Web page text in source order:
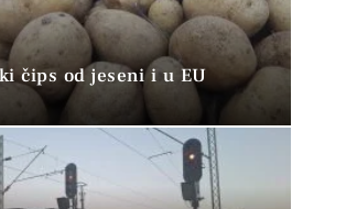
čips od jeseni i u EU